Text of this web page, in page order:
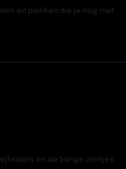
en plekken die je nog niet
en de bange zieltjes.